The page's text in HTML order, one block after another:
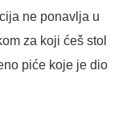
ne ponavlja u
za koji ćeš stol
piće koje je dio